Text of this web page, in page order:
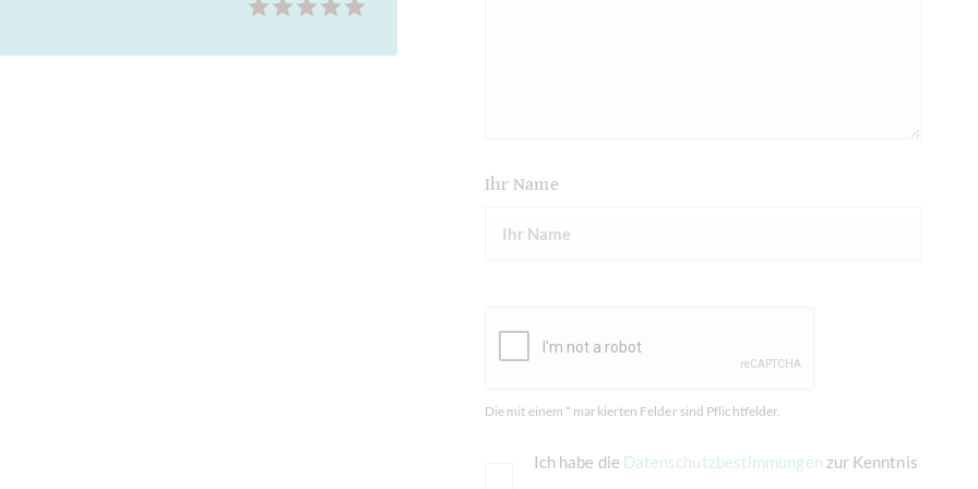
Ihr Name
Die mit einem * markierten Felder sind Pflichtfelder.
Ich habe die Datenschutzbestimmungen zur Kenntnis